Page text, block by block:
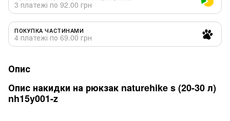
3 платежі по 92.00 грн
ПОКУПКА ЧАСТИНАМИ
4 платежі по 69.00 грн
Опис
Опис накидки на рюкзак naturehike s (20-30 л)
nh15y001-z